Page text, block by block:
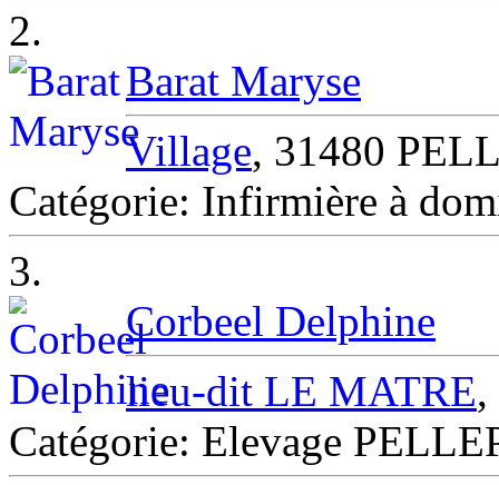
2.
Barat Maryse
Village, 31480
Catégorie: Infirmière à
3.
Corbeel Delphine
lieu-dit LE MATRE,
Catégorie: Elevage